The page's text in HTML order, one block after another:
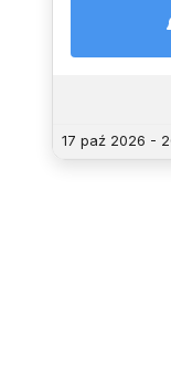
17 paź 2026 -